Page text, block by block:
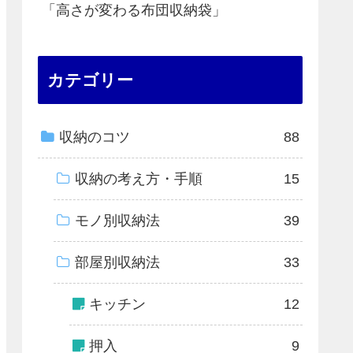
「高さが変わる布団収納袋」
カテゴリー
収納のコツ 88
収納の考え方・手順 15
モノ別収納法 39
部屋別収納法 33
キッチン 12
押入 9